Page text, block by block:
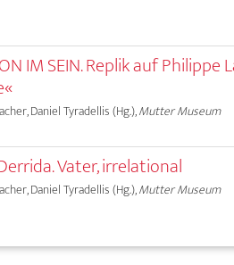
IM SEIN. Replik auf
Daniel Tyradellis (Hg.),Mutter Museum
Vater, irrelational
Daniel Tyradellis (Hg.),Mutter Museum